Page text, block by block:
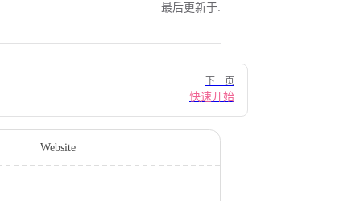
最后更新于:
下一页
快速开始
Website